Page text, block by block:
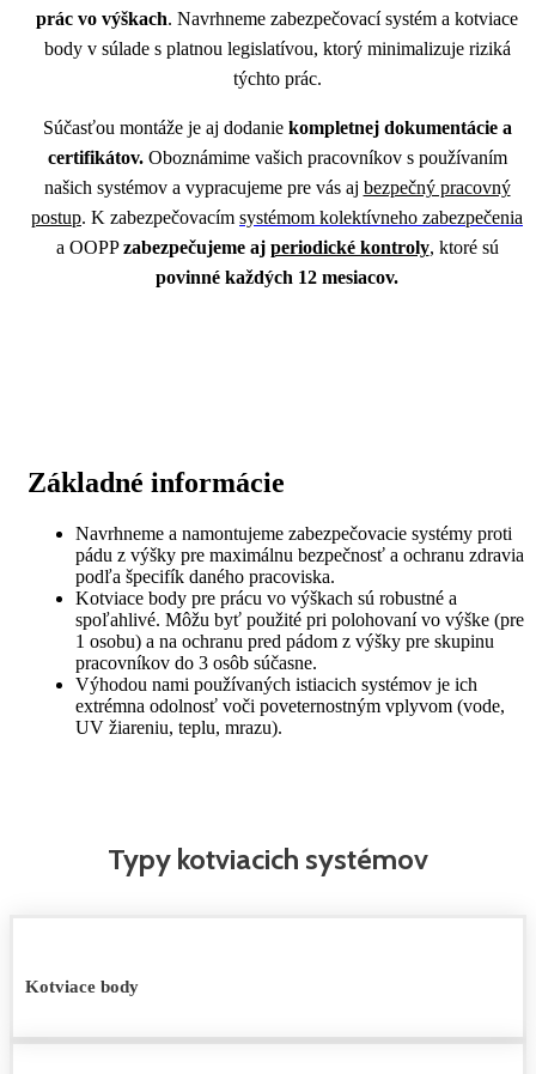
prác vo výškach. Navrhneme zabezpečovací systém a kotviace
body v súlade s platnou legislatívou, ktorý minimalizuje riziká
týchto prác.
Súčasťou montáže je aj dodaniekompletnej dokumentácie a
certifikátov.Oboznámime vašich pracovníkov s používaním
našich systémov a vypracujeme pre vás aj bezpečný pracovný
postup. K zabezpečovacím systémom kolektívneho zabezpečenia
a OOPPzabezpečujeme aj periodické kontroly, ktoré sú
povinné každých 12 mesiacov.
Základné informácie
Navrhneme a namontujeme zabezpečovacie systémy proti
pádu z výšky pre maximálnu bezpečnosť a ochranu zdravia
podľa špecifík daného pracoviska.
Kotviace body pre prácu vo výškach sú robustné a
spoľahlivé. Môžu byť použité pri polohovaní vo výške (pre
1 osobu) a na ochranu pred pádom z výšky pre skupinu
pracovníkov do 3 osôb súčasne.
Výhodou nami používaných istiacich systémov je ich
extrémna odolnosť voči poveternostným vplyvom (vode,
UV žiareniu, teplu, mrazu).
Typy kotviacich systémov
Kotviace body